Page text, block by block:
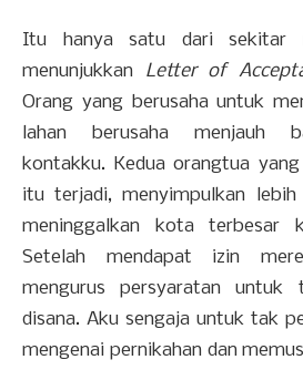
Itu hanya satu dari sekitar
menunjukkan Letter of
Orang yang berusaha untuk
lahan berusaha menjauh
kontakku. Kedua orangtua
itu terjadi, menyimpulkan
meninggalkan kota terbesar
Setelah mendapat izin
mengurus persyaratan untuk
disana. Aku sengaja untuk tak
mengenai pernikahan dan